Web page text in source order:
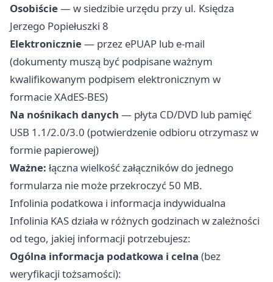
Osobiście— w siedzibie urzędu przy ul. Księdza
Jerzego Popiełuszki 8
Elektronicznie— przez ePUAP lub e-mail
(dokumenty muszą być podpisane ważnym
kwalifikowanym podpisem elektronicznym w
formacie XAdES-BES)
Na nośnikach danych — płyta CD/DVD lub pamięć
USB 1.1/2.0/3.0 (potwierdzenie odbioru otrzymasz w
formie papierowej)
Ważne: łączna wielkość załączników do jednego
formularza nie może przekroczyć 50 MB.
Infolinia podatkowa i informacja indywidualna
Infolinia KAS działa w różnych godzinach w zależności
od tego, jakiej informacji potrzebujesz:
Ogólna informacja podatkowa i celna (bez
weryfikacji tożsamości):